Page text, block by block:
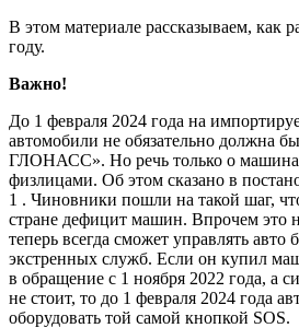
В этом материале рассказываем, как
году.
Важно!
До 1 февраля 2024 года на
автомобили не обязательно должна
ГЛОНАСС». Но речь только о
физлицами. Об этом сказано в
1 . Чиновники пошли на такой шаг,
стране дефицит машин. Впрочем это
теперь всегда сможет управлять авто
экстренных служб. Если он купил
в обращение с 1 ноября 2022 года,
не стоит, то до 1 февраля 2024 года
оборудовать той самой кнопкой SOS.